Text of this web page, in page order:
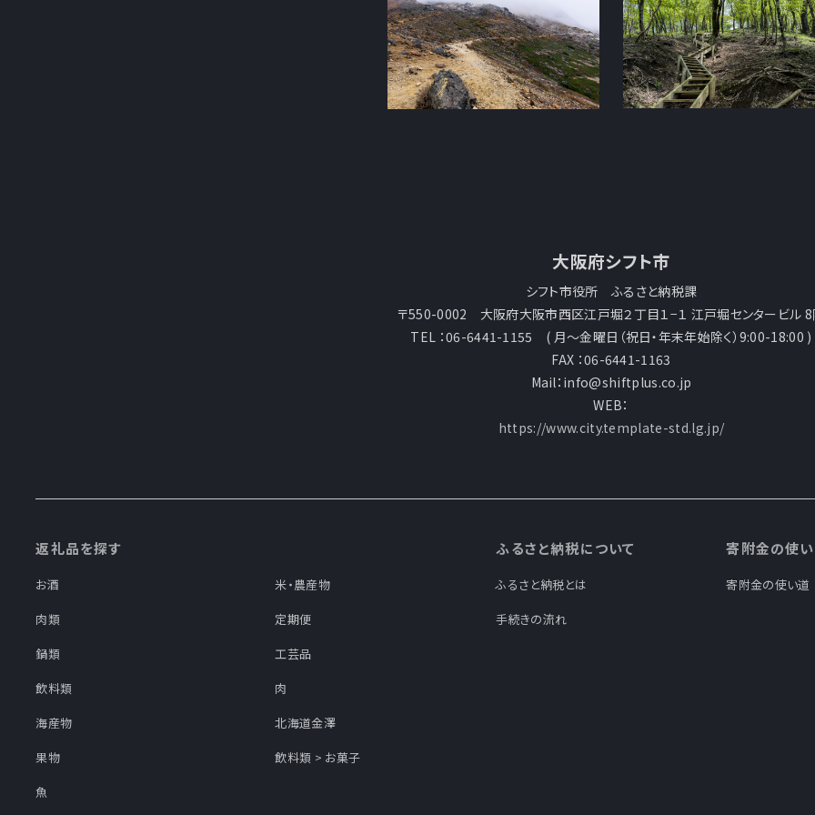
大阪府シフト市
シフト市役所 ふるさと納税課
〒550-0002 大阪府大阪市西区江戸堀２丁目１−１ 江戸堀センタービル
TEL ：06-6441-1155 ( 月～金曜日（祝日・年末年始除く）9:00-18:00 )
FAX ：06-6441-1163
Mail：info@shiftplus.co.jp
WEB：
https://www.city.template-std.lg.jp/
返礼品を探す
お酒
肉類
鍋類
飲料類
海産物
果物
米・農産物
定期便
工芸品
肉
北海道金澤
飲料類 > お菓子
魚
ふるさと納税について
ふるさと納税とは
手続きの流れ
寄附金の使
寄附金の使い道